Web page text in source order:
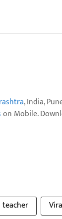
, India,
on Mobile.
teacher